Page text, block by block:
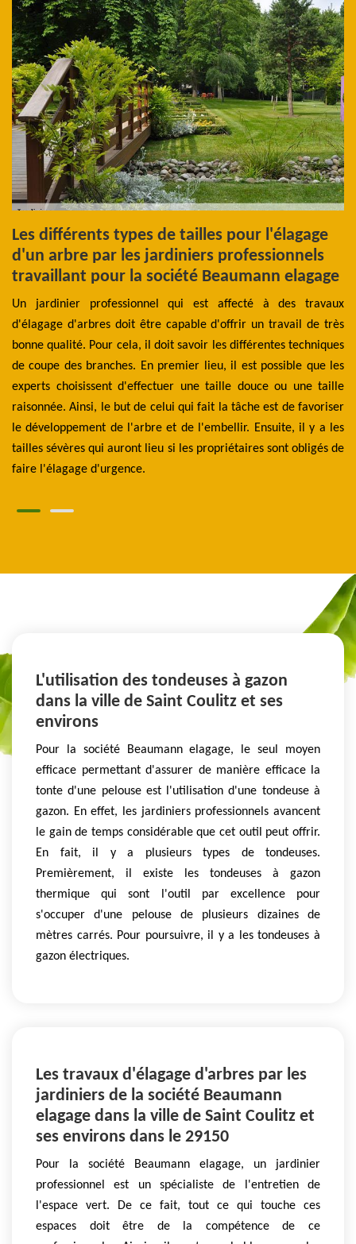
Les différents types de tailles pour l'élagage
d'un arbre par les jardiniers professionnels
travaillant pour la société Beaumann elagage
Un jardinier professionnel qui est affecté à des travaux
d'élagage d'arbres doit être capable d'offrir un travail de très
bonne qualité. Pour cela, il doit savoir les différentes techniques
de coupe des branches. En premier lieu, il est possible que les
experts choisissent d'effectuer une taille douce ou une taille
raisonnée. Ainsi, le but de celui qui fait la tâche est de favoriser
le développement de l'arbre et de l'embellir. Ensuite, il y a les
tailles sévères qui auront lieu si les propriétaires sont obligés de
faire l'élagage d'urgence.
L'utilisation des tondeuses à gazon
dans la ville de Saint Coulitz et ses
environs
Pour la société Beaumann elagage, le seul moyen
efficace permettant d'assurer de manière efficace la
tonte d'une pelouse est l'utilisation d'une tondeuse à
gazon. En effet, les jardiniers professionnels avancent
le gain de temps considérable que cet outil peut offrir.
En fait, il y a plusieurs types de tondeuses.
Premièrement, il existe les tondeuses à gazon
thermique qui sont l'outil par excellence pour
s'occuper d'une pelouse de plusieurs dizaines de
mètres carrés. Pour poursuivre, il y a les tondeuses à
gazon électriques.
Les travaux d'élagage d'arbres par les
jardiniers de la société Beaumann
elagage dans la ville de Saint Coulitz et
ses environs dans le 29150
Pour la société Beaumann elagage, un jardinier
professionnel est un spécialiste de l'entretien de
l'espace vert. De ce fait, tout ce qui touche ces
espaces doit être de la compétence de ce